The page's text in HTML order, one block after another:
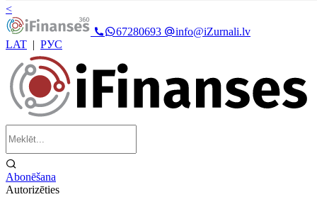
<
67280693
info@iZurnali.lv
LAT | РУС
Abonēšana
Autorizēties